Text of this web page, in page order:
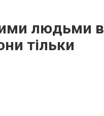
людьми в
тільки